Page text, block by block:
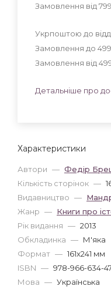
Характеристики
Автори — Федір
Кількість сторінок —
Видавництво —
Жанр — Книги про
Рік видання — 2013
Обкладинка — М'яка
Формат — 161x241 мм
ISBN — 978-966-634-
Мова — Українська
Замовлення від
Укрпоштою до
Замовлення до
Замовлення від
Детальніше про